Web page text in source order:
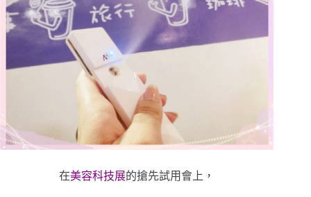
在美容科技展的搶先試用會上，